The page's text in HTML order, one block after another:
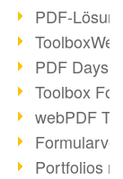
PDF-
PDF Days
Toolbox
webPDF
Portfolios